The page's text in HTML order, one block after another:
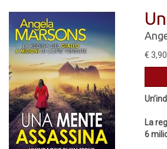
€ 3,90
La
6